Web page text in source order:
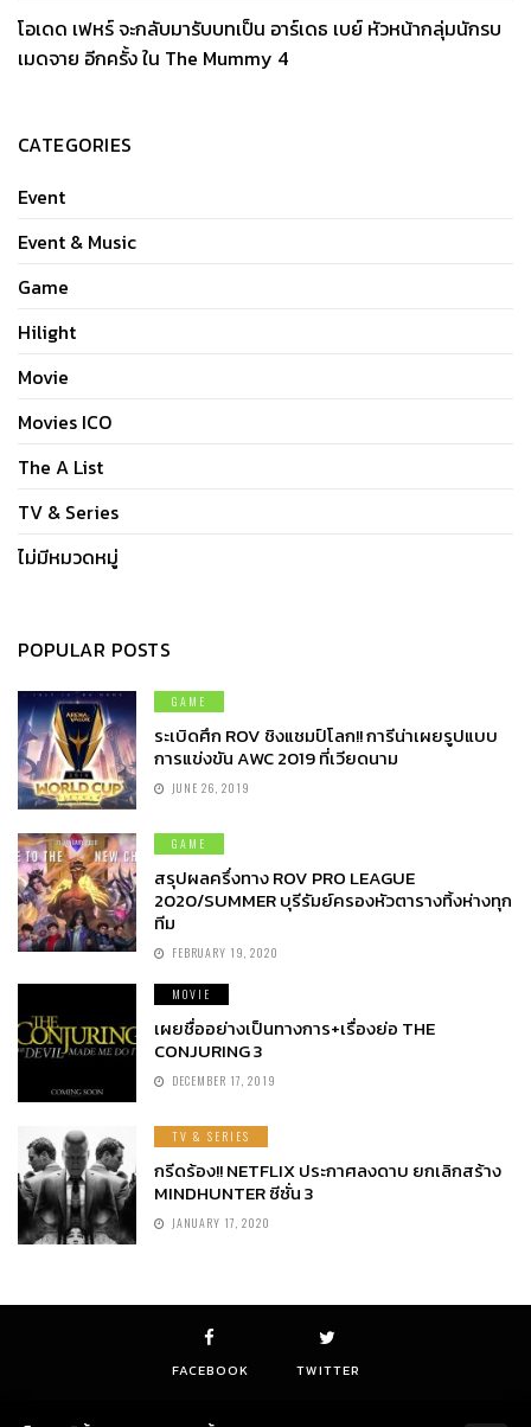
โอเดด เฟหร์ จะกลับมารับบทเป็น อาร์เดธ เบย์ หัวหน้ากลุ่มนักรบ
เมดจาย อีกครั้ง ใน The Mummy 4
CATEGORIES
Event
Event & Music
Game
Hilight
Movie
Movies ICO
The A List
TV & Series
ไม่มีหมวดหมู่
POPULAR POSTS
GAME
ระเบิดศึก ROV ชิงแชมป์โลก!! การีน่าเผยรูปแบบ
การแข่งขัน AWC 2019 ที่เวียดนาม
JUNE 26, 2019
GAME
สรุปผลครึ่งทาง ROV PRO LEAGUE
2020/SUMMER บุรีรัมย์ครองหัวตารางทิ้งห่างทุก
ทีม
FEBRUARY 19, 2020
MOVIE
เผยชื่ออย่างเป็นทางการ+เรื่องย่อ THE
CONJURING 3
DECEMBER 17, 2019
TV & SERIES
กรีดร้อง!! NETFLIX ประกาศลงดาบ ยกเลิกสร้าง
MINDHUNTER ซีซั่น 3
JANUARY 17, 2020
FACEBOOK TWITTER